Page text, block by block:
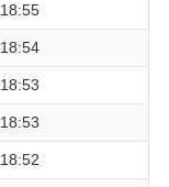
18:55
18:54
18:53
18:53
18:52